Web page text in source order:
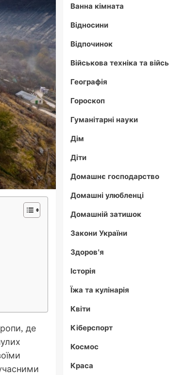
де
Ванна кімната
Відносини
Відпочинок
Військова техніка та
Географія
Гороскоп
Гуманітарні науки
Дім
Діти
Домашнє господарство
Домашні улюбленці
Домашній затишок
Закони України
Здоров'я
Історія
Їжа та кулінарія
Квіти
Кіберспорт
Космос
Краса